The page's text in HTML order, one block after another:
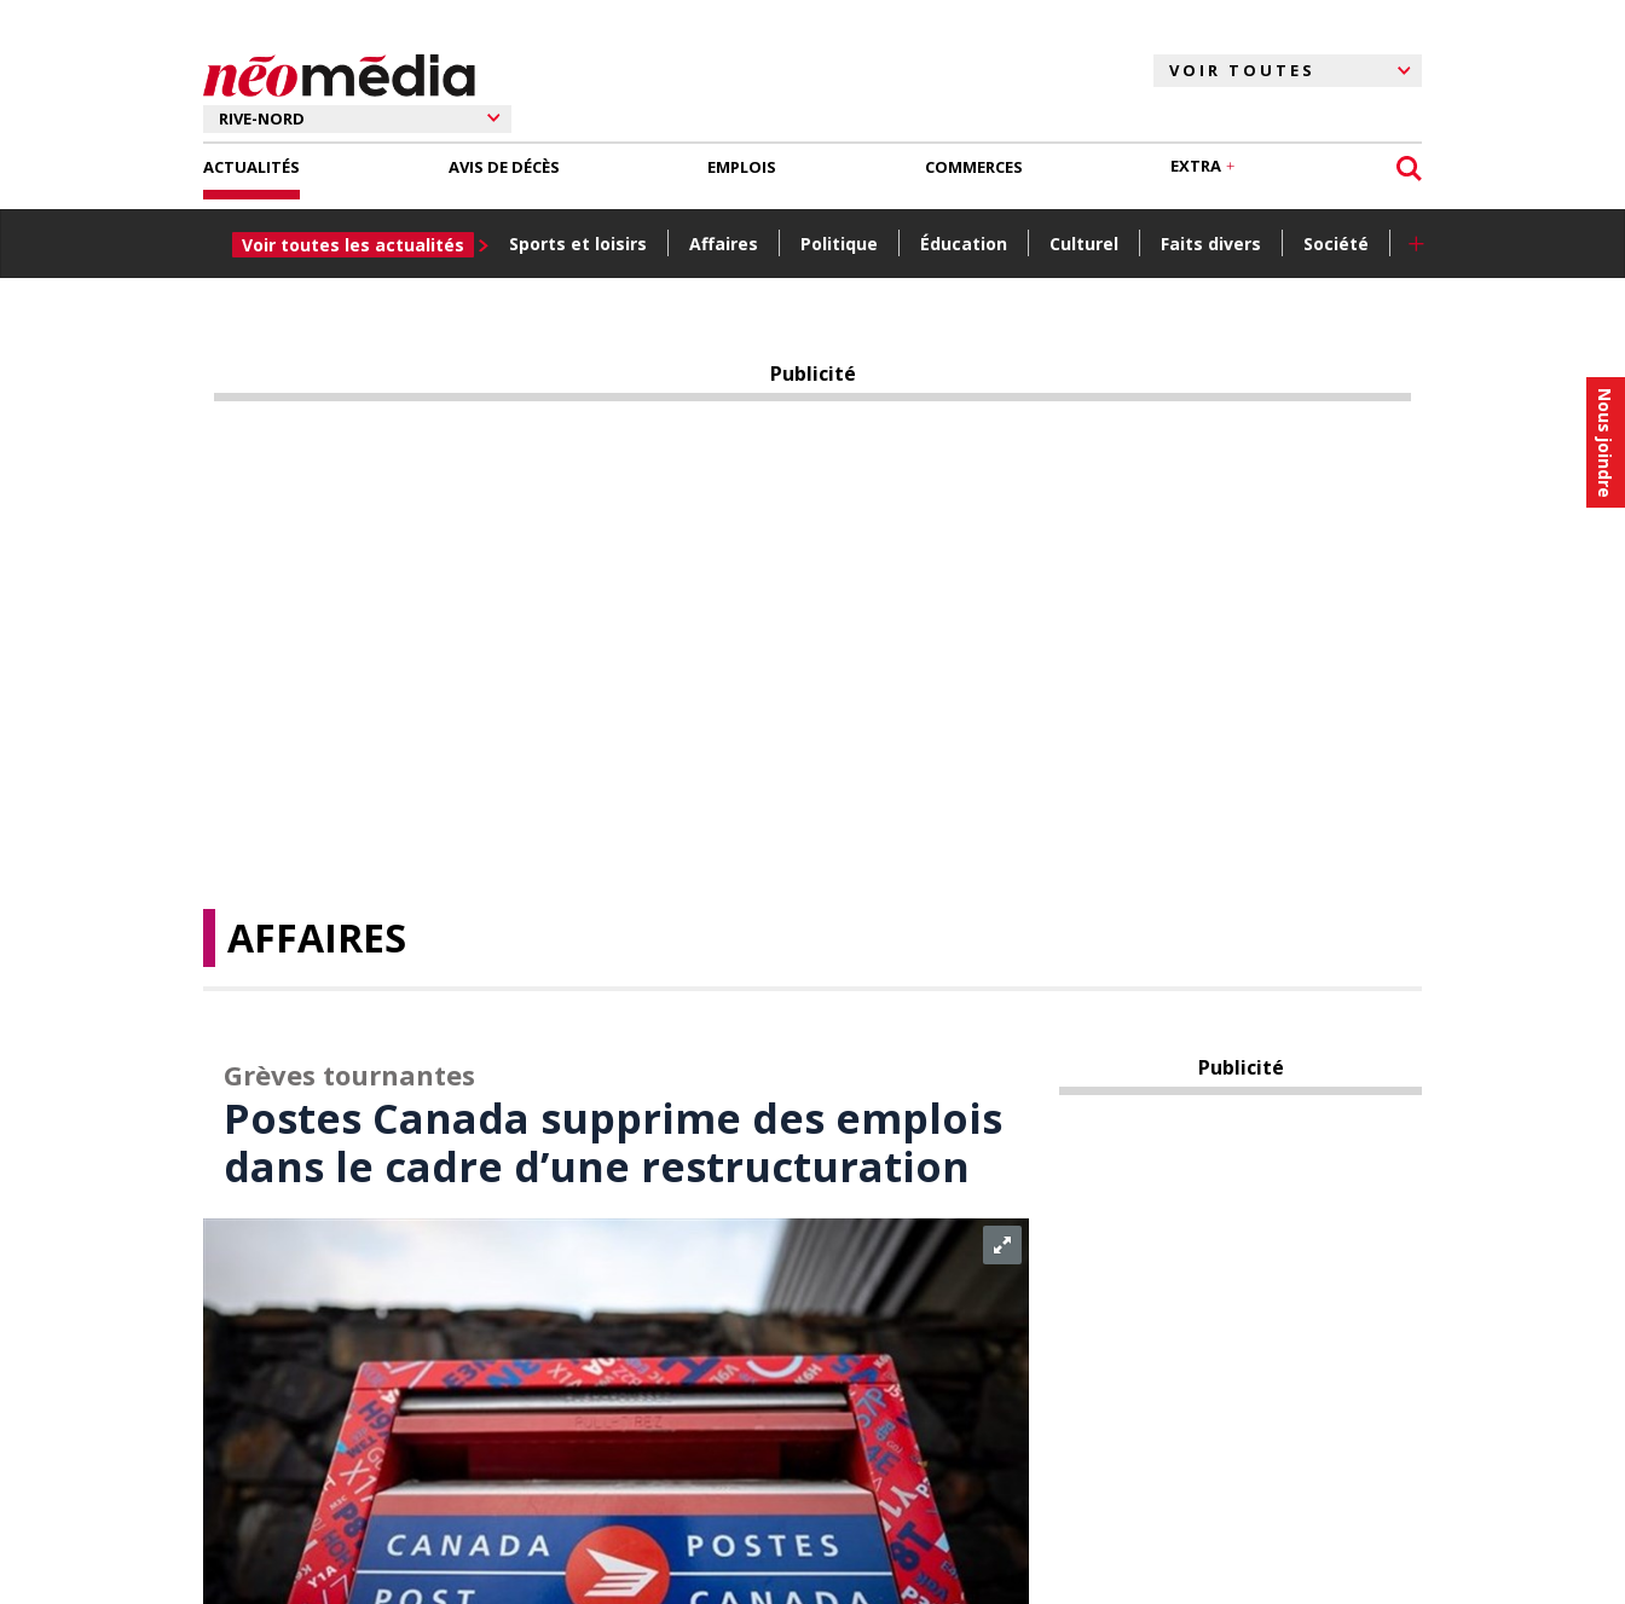
Nous joindre
ACTUALITÉS
Voir toutes les actualités Sports et loisirs Affaires Politique Éducation Culturel Faits divers Société +
AVIS DE DÉCÈS EMPLOIS COMMERCES EXTRA
Publicité
AFFAIRES
Grèves tournantes
Postes Canada supprime des emplois
dans le cadre d’une restructuration
Publicité